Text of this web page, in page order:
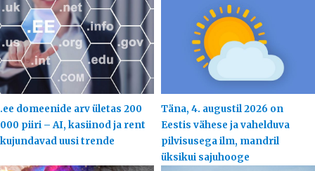
.ee domeenide arv ületas 200
000 piiri – AI, kasiinod ja rent
kujundavad uusi trende
Täna, 4. augustil 2026 on
Eestis vähese ja vahelduva
pilvisusega ilm, mandril
üksikui sajuhooge